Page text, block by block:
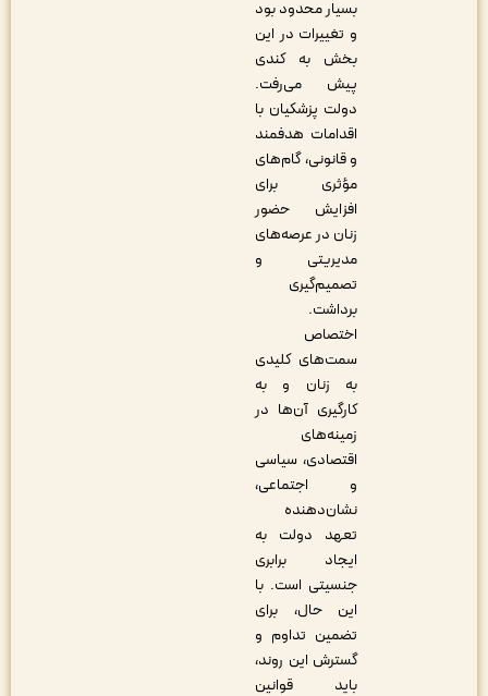
بسیار محدود بود
و تغییرات در این
بخش به کندی
پیش می‌رفت.
دولت پزشکیان با
اقدامات هدفمند
و قانونی، گام‌های
مؤثری برای
افزایش حضور
زنان در عرصه‌های
مدیریتی و
تصمیم‌گیری
برداشت.
اختصاص
سمت‌های کلیدی
به زنان و به
کارگیری آن‌ها در
زمینه‌های
اقتصادی، سیاسی
و اجتماعی،
نشان‌دهنده
تعهد دولت به
ایجاد برابری
جنسیتی است. با
این حال، برای
تضمین تداوم و
گسترش این روند،
باید قوانین